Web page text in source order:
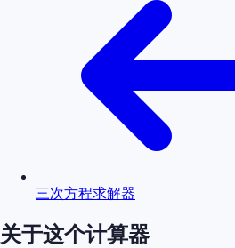
三次方程求解器
关于这个计算器